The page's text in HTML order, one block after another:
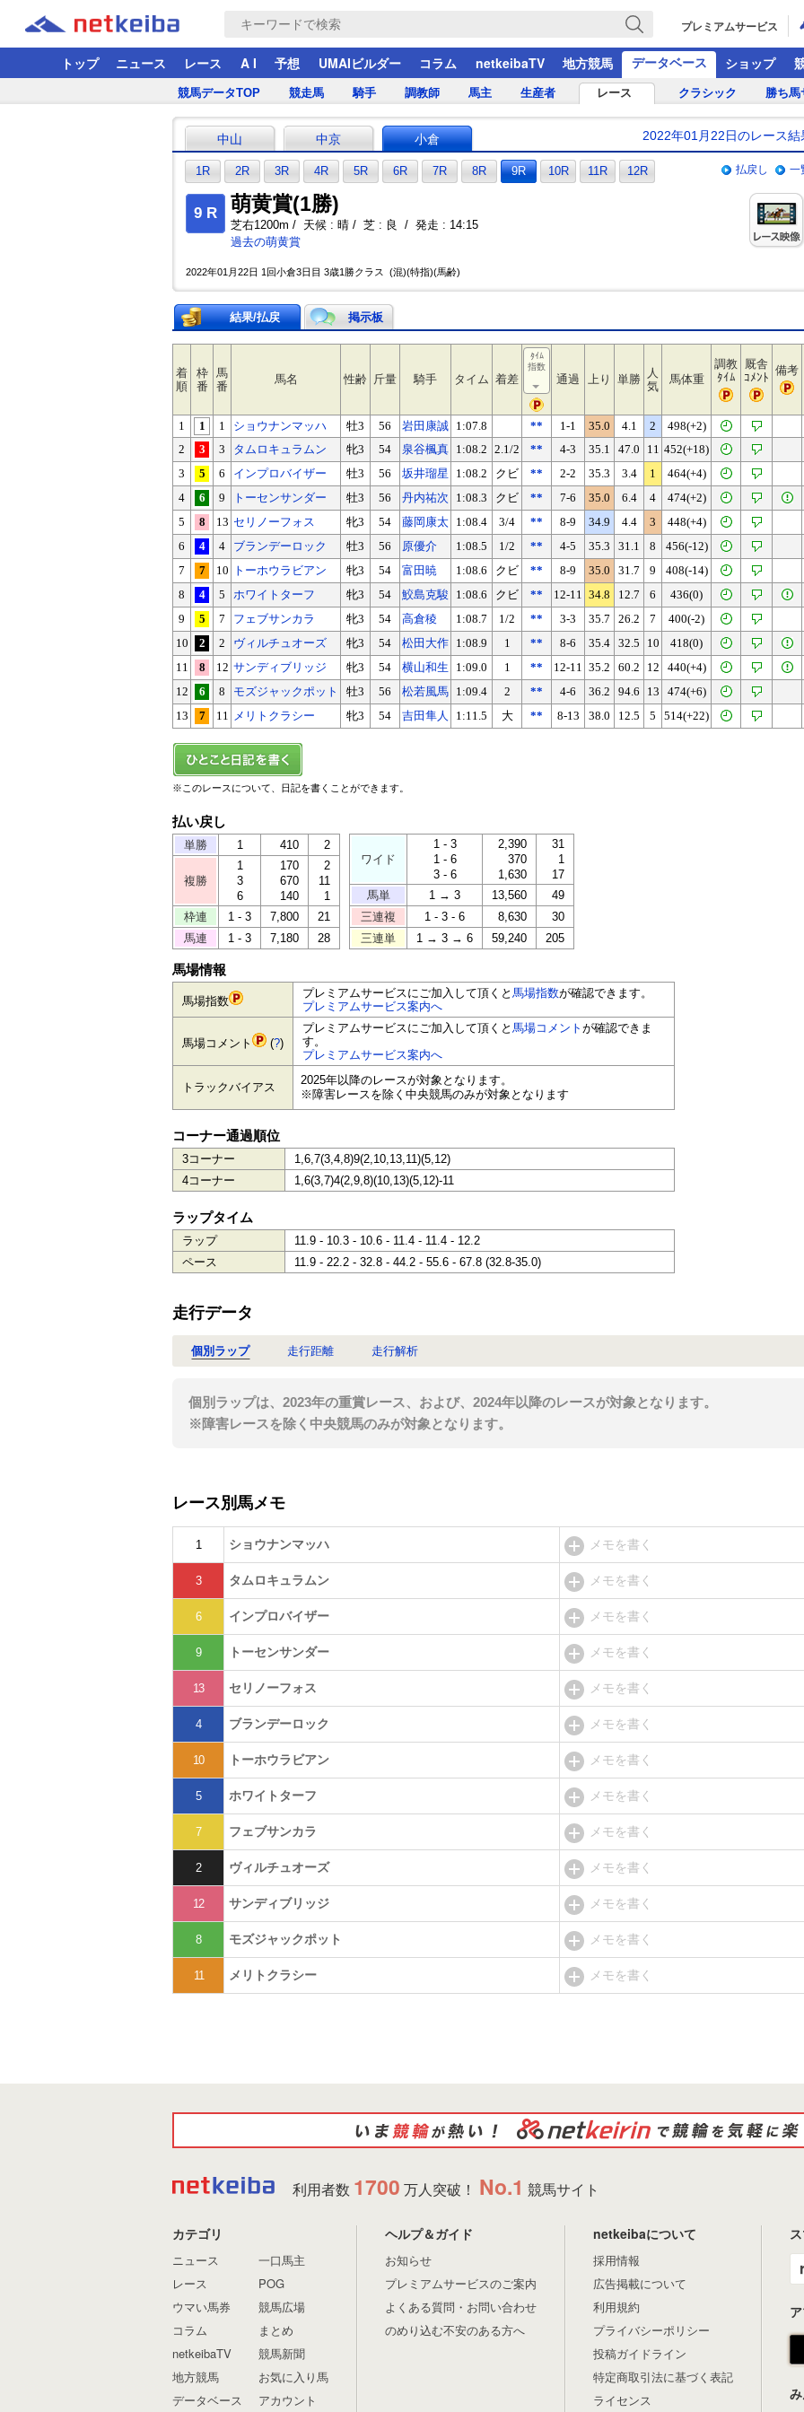
プレミアムサービス
トップ ニュース レース A I 予想 UMAIビルダー コラム netkeibaTV 地方競馬 データベース ショップ
競馬データTOP 競走馬 騎手 調教師 馬主 生産者 レース クラシック 勝ち馬
中山 中京 小倉 2022年01月22日のレース結
1R 2R 3R 4R 5R 6R 7R 8R 9R 10R 11R 12R 一
払戻し
9 R 萌黄賞(1勝)
芝右1200m / 天候 : 晴 / 芝 : 良 / 発走 : 14:15
過去の萌黄賞
2022年01月22日 1回小倉3日目 3歳1勝クラス (混)(特指)(馬齢)
結果/払戻 掲示板
着
順
枠
番
馬
番
馬名 性齢 斤量 騎手 タイム 着差
ﾀｲﾑ
指数
通過 上り 単勝
人
気
馬体重
調教
ﾀｲﾑ
厩舎
ｺﾒﾝﾄ
備考
1 1 1 ショウナンマッハ 牡3 56 岩田康誠 1:07.8 ** 1-1 35.0 4.1 2
498(+2)
2
3 3 タムロキュラムン 牝3 54 泉谷楓真 1:08.2 2.1/2 ** 4-3 35.1 47.0 11 452(+18)
3
5 6 インプロバイザー 牡3 56 坂井瑠星 1:08.2 クビ ** 2-2 35.3 3.4 1
464(+4)
4
6 9 トーセンサンダー 牡3 56 丹内祐次 1:08.3 クビ ** 7-6 35.0 6.4 4
474(+2)
5
8 13 セリノーフォス 牝3 54 藤岡康太 1:08.4 3/4 ** 8-9 34.9 4.4 3
448(+4)
6
4 4 ブランデーロック 牡3 56 原優介 1:08.5 1/2 ** 4-5 35.3 31.1 8
456(-12)
7
7 10 トーホウラビアン 牝3 54 富田暁 1:08.6 クビ ** 8-9 35.0 31.7 9
408(-14)
8
4 5 ホワイトターフ 牝3 54 鮫島克駿 1:08.6 クビ ** 12-11 34.8 12.7 6
436(0)
9
5 7 フェブサンカラ 牝3 54 高倉稜 1:08.7 1/2 ** 3-3 35.7 26.2 7
400(-2)
10
2 2 ヴィルチュオーズ 牝3 54 松田大作 1:08.9 1 ** 8-6 35.4 32.5 10
418(0)
11
8 12 サンディブリッジ 牝3 54 横山和生 1:09.0 1 ** 12-11 35.2 60.2 12
440(+4)
12
6 8 モズジャックポット 牡3 56 松若風馬 1:09.4 2 ** 4-6 36.2 94.6 13
474(+6)
13
7 11 メリトクラシー 牝3 54 吉田隼人 1:11.5 大 ** 8-13 38.0 12.5 5 514(+22)
※このレースについて、日記を書くことができます。
払い戻し
単勝 1 410 2
複勝
1
3
6
170
670
140
2
11
1
枠連
1 - 3 7,800
21
馬連
1 - 3 7,180 28
ワイド
1 - 3
1 - 6
3 - 6
2,390
370
1,630
31
1
17
馬単
1 → 3 13,560
49
三連複
1 - 3 - 6 8,630
30
三連単
1 → 3 → 6 59,240 205
馬場情報
馬場指数
プレミアムサービスにご加入して頂くと 馬場指数が確認できます。
プレミアムサービス案内へ
馬場コメント (?)
プレミアムサービスにご加入して頂くと 馬場コメント が確認できま
す。
プレミアムサービス案内へ
トラックバイアス
2025年以降のレースが対象となります。
※障害レースを除く中央競馬のみが対象となります
コーナー通過順位
3コーナー
1,6,7(3,4,8)9(2,10,13,11)(5,12)
4コーナー
1,6(3,7)4(2,9,8)(10,13)(5,12)-11
ラップタイム
ラップ
11.9 - 10.3 - 10.6 - 11.4 - 11.4 - 12.2
ペース
11.9 - 22.2 - 32.8 - 44.2 - 55.6 - 67.8 (32.8-35.0)
走行データ
個別ラップ 走行距離 走行解析
個別ラップは、2023年の重賞レース、および、2024年以降のレースが対象となります。
※障害レースを除く中央競馬のみが対象となります。
レース別馬メモ
1 ショウナンマッハ メモを書く
3 タムロキュラムン メモを書く
6 インプロバイザー メモを書く
9 トーセンサンダー メモを書く
13 セリノーフォス メモを書く
4 ブランデーロック メモを書く
10 トーホウラビアン メモを書く
5 ホワイトターフ メモを書く
7 フェブサンカラ メモを書く
2 ヴィルチュオーズ メモを書く
12 サンディブリッジ メモを書く
8 モズジャックポット メモを書く
11 メリトクラシー メモを書く
利用者数 1700 万人突破！ No.1 競馬サイト
カテゴリ
ニュース
レース
ウマい馬券
コラム
netkeibaTV
地方競馬
データベース
一口馬主
POG
競馬広場
まとめ
競馬新聞
お気に入り馬
アカウント
ヘルプ＆ガイド
お知らせ
プレミアムサービスのご案内
よくある質問・お問い合わせ
のめり込む不安のある方へ
netkeibaについて
採用情報
広告掲載について
利用規約
プライバシーポリシー
投稿ガイドライン
特定商取引法に基づく表記
ライセンス